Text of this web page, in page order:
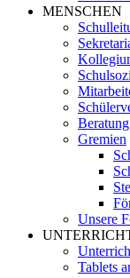
MENSCHEN
Beratung
Gremien
Unsere
Tablets